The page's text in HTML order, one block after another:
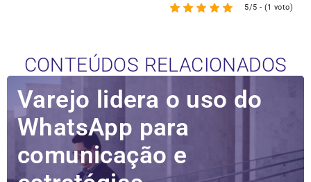
5/5 - (1 voto)
CONTEÚDOS RELACIONADOS
Varejo lidera o uso do
WhatsApp para
comunicação e